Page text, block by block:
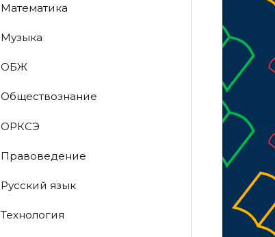
Математика
Музыка
ОБЖ
Обществознание
ОРКСЭ
Правоведение
Русский язык
Технология